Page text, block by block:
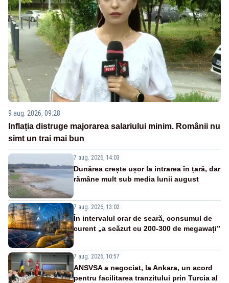
9 aug. 2026, 09:28
Inflația distruge majorarea salariului minim. Românii nu
simt un trai mai bun
7 aug. 2026, 14:03
Dunărea crește ușor la intrarea în țară, dar
rămâne mult sub media lunii august
7 aug. 2026, 13:02
În intervalul orar de seară, consumul de
curent „a scăzut cu 200-300 de megawați”
7 aug. 2026, 10:57
ANSVSA a negociat, la Ankara, un acord
pentru facilitarea tranzitului prin Turcia al